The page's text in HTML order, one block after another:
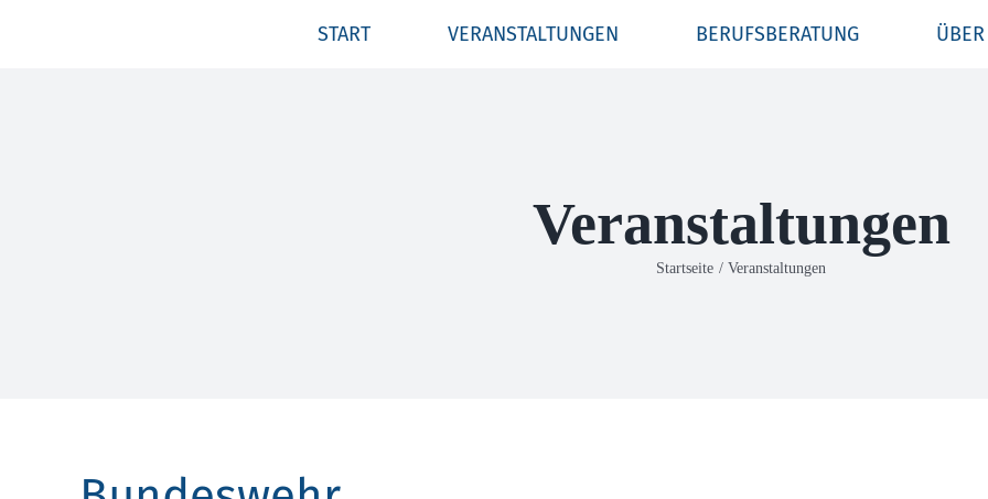
START VERANSTALTUNGEN BERUFSBERATUNG
Veranstaltungen
Startseite Veranstaltungen